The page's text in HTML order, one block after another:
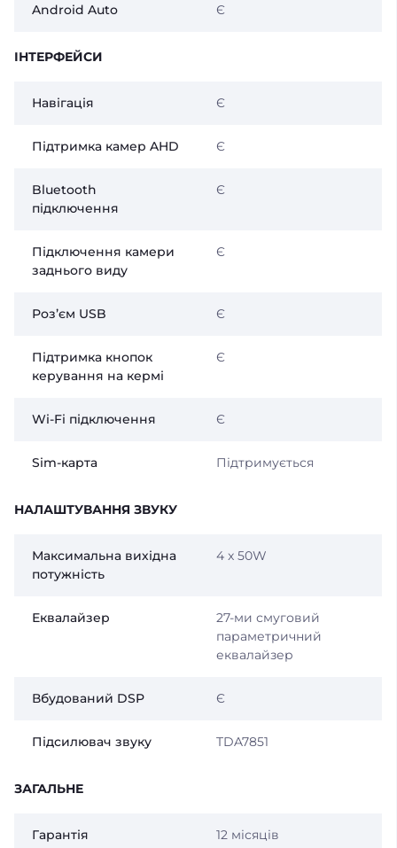
Android Auto Є
ІНТЕРФЕЙСИ
Навігація Є
Підтримка камер AHD Є
Bluetooth
підключення
Є
Підключення камери
заднього виду
Є
Розʼєм USB Є
Підтримка кнопок
керування на кермі
Є
Wi-Fi підключення Є
Sim-карта Підтримується
НАЛАШТУВАННЯ ЗВУКУ
Максимальна вихідна
потужність
4 x 50W
Еквалайзер
27-ми смуговий
параметричний
еквалайзер
Вбудований DSP Є
Підсилювач звуку TDA7851
ЗАГАЛЬНЕ
Гарантія 12 місяців